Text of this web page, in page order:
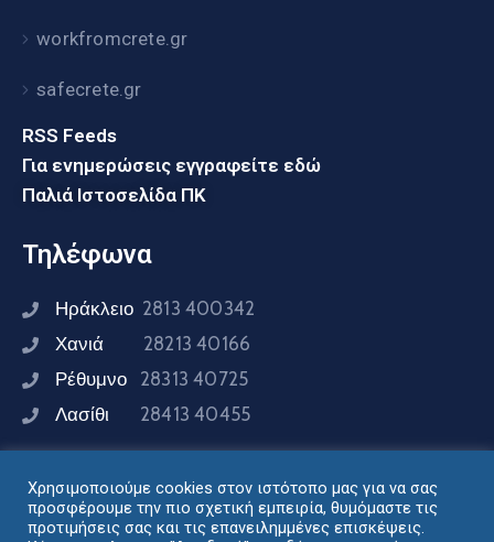
workfromcrete.gr
safecrete.gr
RSS Feeds
Για ενημερώσεις εγγραφείτε εδώ
Παλιά Ιστοσελίδα ΠΚ
Τηλέφωνα
Ηράκλειο 2813 400342
Χανιά 28213 40166
Ρέθυμνο 28313 40725
Λασίθι 28413 40455
Συνδεθείτε μαζί μας
Χρησιμοποιούμε cookies στον ιστότοπο μας για να σας
προσφέρουμε την πιο σχετική εμπειρία, θυμόμαστε τις
προτιμήσεις σας και τις επανειλημμένες επισκέψεις.